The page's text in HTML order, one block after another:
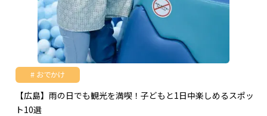
おでかけ
【広島】雨の日でも観光を満喫！子どもと1日中楽しめるスポッ
ト10選